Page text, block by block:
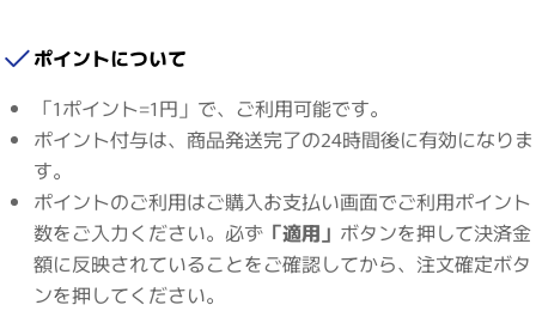
ポイントについて
「1ポイント=1円」で、ご利用可能です。
ポイント付与は、商品発送完了の24時間後に有効になりま
す。
ポイントのご利用はご購入お支払い画面でご利用ポイント
数をご入力ください。必ず 「適用」 ボタンを押して決済金
額に反映されていることをご確認してから、注文確定ボタ
ンを押してください。